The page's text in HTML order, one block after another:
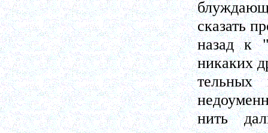
сказать
назад к
никаких
нить